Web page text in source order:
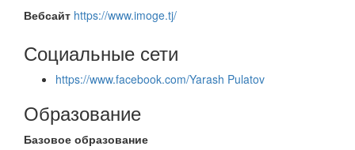
Вебсайт https://www.imoge.tj/
Социальные сети
https://www.facebook.com/Yarash Pulatov
Образование
Базовое образование